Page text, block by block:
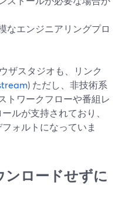
なエンジニアリングプロ
ザスタジオも、リンク
) ただし、非技術系
トワークフローや番組レ
ルが支持されており、
ォルトになっていま
ンロードせずに